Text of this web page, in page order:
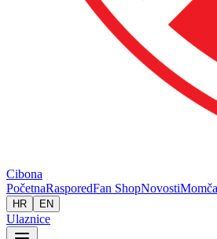
Cibona
PočetnaRasporedFan ShopNovosti
HR EN
Ulaznice